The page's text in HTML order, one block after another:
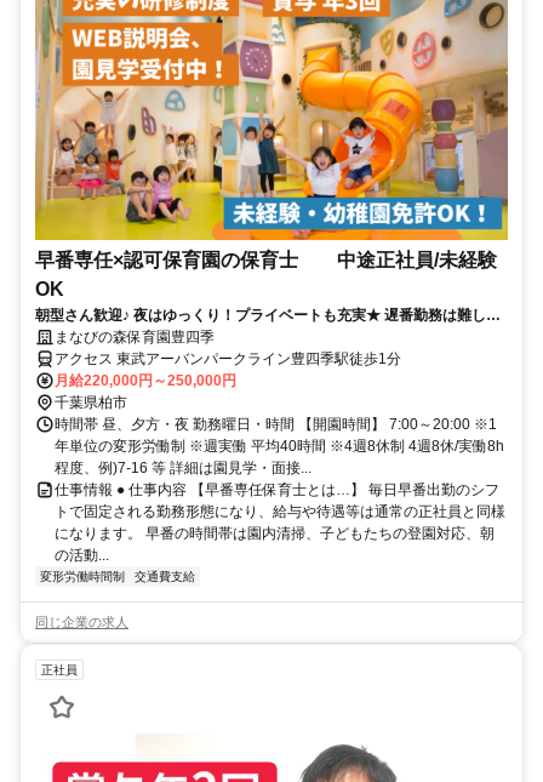
早番専任×認可保育園の保育士 中途正社員/未経験
OK
朝型さん歓迎♪ 夜はゆっくり！プライベートも充実★ 遅番勤務は難しい
けど正社員で働きたい方！
まなびの森保育園豊四季
アクセス 東武アーバンパークライン豊四季駅徒歩1分
月給220,000円～250,000円
千葉県柏市
時間帯 昼、夕方・夜 勤務曜日・時間 【開園時間】 7:00～20:00 ※1
年単位の変形労働制 ※週実働 平均40時間 ※4週8休制 4週8休/実働8h
程度、例)7-16 等 詳細は園見学・面接...
仕事情報 ● 仕事内容 【早番専任保育士とは…】 毎日早番出勤のシフ
トで固定される勤務形態になり、給与や待遇等は通常の正社員と同様
になります。 早番の時間帯は園内清掃、子どもたちの登園対応、朝
の活動...
変形労働時間制 交通費支給
同じ企業の求人
正社員